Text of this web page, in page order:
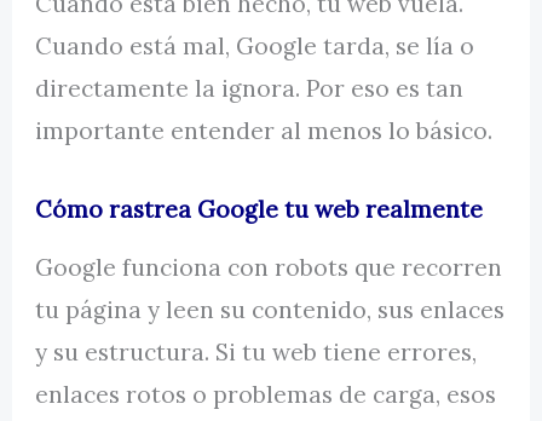
Cuando está mal, Google tarda, se lía o
directamente la ignora. Por eso es tan
importante entender al menos lo básico.
Cómo rastrea Google tu web realmente
Google funciona con robots que recorren
tu página y leen su contenido, sus enlaces
y su estructura. Si tu web tiene errores,
enlaces rotos o problemas de carga, esos